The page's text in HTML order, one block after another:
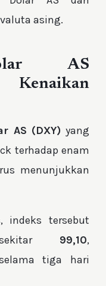
asing.
AS
AS (DXY) yang
terhadap enam
menunjukkan
indeks tersebut
99,10,
tiga hari